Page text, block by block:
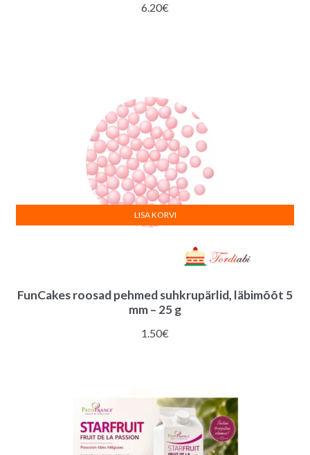
6.20€
FunCakes roosad pehmed suhkrupärlid, läbimõõt 5
mm – 25 g
1.50€
LISA KORVI